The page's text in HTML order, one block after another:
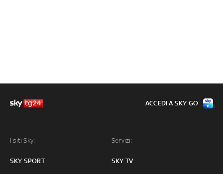
I siti Sky:
SKY SPORT
Servizi:
SKY TV
ACCEDI A SKY GO